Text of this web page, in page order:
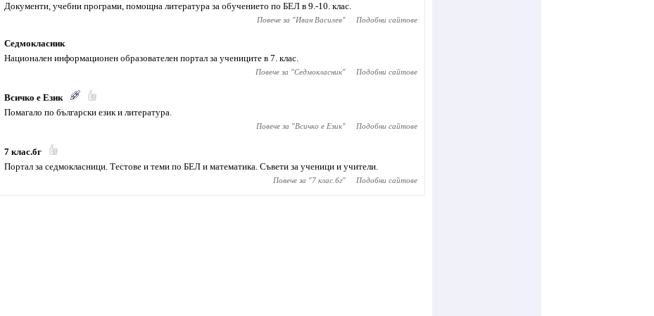
Документи, учебни програми, помощна литература за обучението по БЕЛ в 9.-10. клас.
Повече за "Иван Василев" Подобни сайтове
Седмокласник
Национален информационен образователен портал за учениците в 7. клас.
Повече за "Седмокласник" Подобни сайтове
Всичко е Език
Помагало по български език и литература.
Повече за "Всичко е Език" Подобни сайтове
7 клас.бг
Портал за седмокласници. Тестове и теми по БЕЛ и математика. Съвети за ученици и учители.
Повече за "7 клас.бг" Подобни сайтове